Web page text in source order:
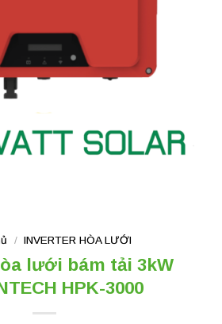
/ INVERTER HÒA LƯỚI
lưới bám tải 3kW
HPK-3000